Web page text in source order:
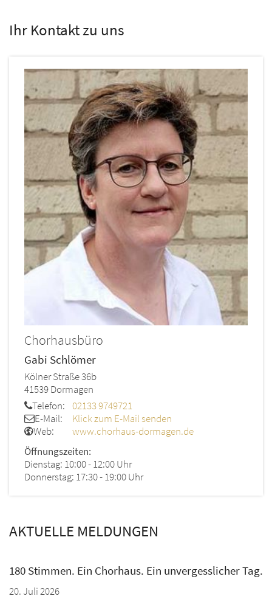
Ihr Kontakt zu uns
Chorhausbüro
Gabi Schlömer
Kölner Straße 36b
41539Dormagen
Telefon: 02133 9749721
E-Mail:
Klick zum E-Mail senden
Web:
www.chorhaus-dormagen.de
Öffnungszeiten:
Dienstag: 10:00 - 12:00 Uhr
Donnerstag: 17:30 - 19:00 Uhr
AKTUELLE MELDUNGEN
180 Stimmen. Ein Chorhaus. Ein unvergesslicher Tag.
20. Juli 2026